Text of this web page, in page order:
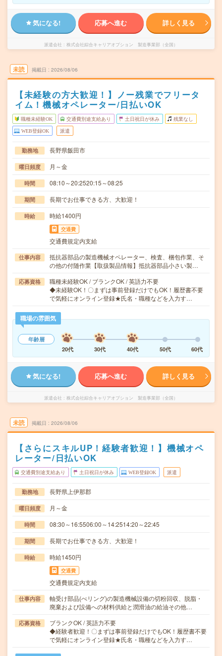
気になる! 応募へ進む 詳しく見る
派遣会社 株式会社綜合キャリアオプション 製造事業部（全国）
未読 掲載日 2026/08/06
【未経験の方大歓迎！】ノー残業でフリータ
イム！機械オペレーター/日払いOK
職種未経験OK 交通費別途支給あり 土日祝日が休み 残業なし
WEB登録OK 派遣
勤務地 長野県飯田市
曜日頻度 月～金
時間 08:10～20:2520:15～08:25
期間 長期でお仕事できる方、大歓迎！
時給 時給1400円
交通費
交通費規定内支給
仕事内容
抵抗器部品の製造機械オペレーター、検査、梱包作業、そ
の他の付随作業【取扱製品情報】抵抗器部品小さい製…
応募資格
職種未経験OK / ブランクOK / 英語力不要
◆未経験OK！〇まずは事前登録だけでもOK！履歴書不要
で気軽にオンライン登録★氏名・職種などを入力す…
職場の雰囲気
年齢層
20代
30代 40代 50代 60代
気になる! 応募へ進む 詳しく見る
派遣会社 株式会社綜合キャリアオプション 製造事業部（全国）
未読 掲載日 2026/08/06
【さらにスキルUP！経験者歓迎！】機械オペ
レーター/日払いOK
交通費別途支給あり 土日祝日が休み WEB登録OK 派遣
勤務地 長野県上伊那郡
曜日頻度 月～金
時間 08:30～16:5506:00～14:2514:20～22:45
期間 長期でお仕事できる方、大歓迎！
時給 時給1450円
交通費
交通費規定内支給
仕事内容
軸受け部品(べリング)の製造機械設備の切粉回収、脱脂・
廃棄および設備への材料供給と潤滑油の給油その他…
応募資格
ブランクOK / 英語力不要
◆経験者歓迎！〇まずは事前登録だけでもOK！履歴書不要
で気軽にオンライン登録★氏名・職種などを入力す…